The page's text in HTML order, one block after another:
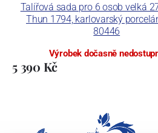
Talířová sada pro 6 osob velká
Thun 1794, karlovarský
80446
Výrobek dočasně
5 390 Kč